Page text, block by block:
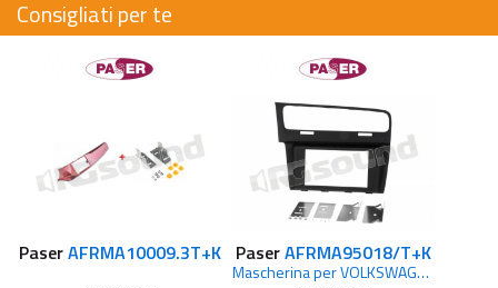
Consigliati per te
PaserAFRMA10009.3T+K PaserAFRMA95018/T+K
Mascherina per VOLKSWAGEN Golf VII dal 2012